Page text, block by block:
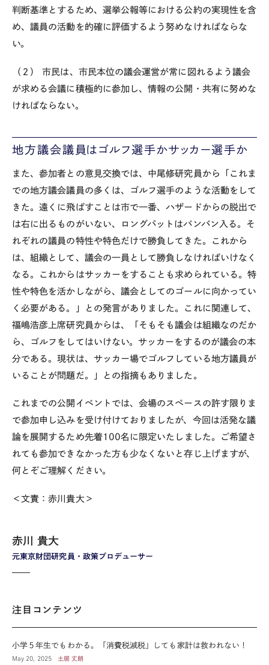
判断基準とするため、選挙公報等における公約の実現性を含
め、議員の活動を的確に評価するよう努めなければならな
い。
（２） 市民は、市民本位の議会運営が常に図れるよう議会
が求める会議に積極的に参加し、情報の公開・共有に努めな
ければならない。
地方議会議員はゴルフ選手かサッカー選手か
また、参加者との意見交換では、中尾修研究員から「これま
での地方議会議員の多くは、ゴルフ選手のような活動をして
きた。遠くに飛ばすことは市で一番、ハザードからの脱出で
は右に出るものがいない、ロングパットはバンバン入る。そ
れぞれの議員の特性や特色だけで勝負してきた。これから
は、組織として、議会の一員として勝負しなければいけなく
なる。これからはサッカーをすることも求められている。特
性や特色を活かしながら、議会としてのゴールに向かってい
く必要がある。」との発言がありました。これに関連して、
福嶋浩彦上席研究員からは、「そもそも議会は組織なのだか
ら、ゴルフをしてはいけない。サッカーをするのが議会の本
分である。現状は、サッカー場でゴルフしている地方議員が
いることが問題だ。」との指摘もありました。
これまでの公開イベントでは、会場のスペースの許す限りま
で参加申し込みを受け付けておりましたが、今回は活発な議
論を展開するため先着100名に限定いたしました。ご希望さ
れても参加できなかった方も少なくないと存じ上げますが、
何とぞご理解ください。
＜文責：赤川貴大＞
元東京財団研究員・政策プロデューサー
赤川 貴大
注目コンテンツ
小学５年生でもわかる。「消費税減税」しても家計は救われない！
May 20, 2025 土居 丈朗